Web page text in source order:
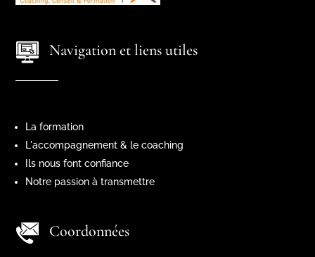
Navigation et liens utiles
La formation
L'accompagnement & le coaching
Ils nous font confiance
Notre passion à transmettre
Coordonnées